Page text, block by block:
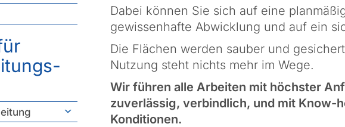
Dabei können Sie sich auf eine
gewissenhafte Abwicklung und auf ein
Die Flächen werden sauber und
Nutzung steht nichts mehr im Wege.
Wir führen alle Arbeiten mit höchster
zuverlässig, verbindlich, und mit Know-
Konditionen.